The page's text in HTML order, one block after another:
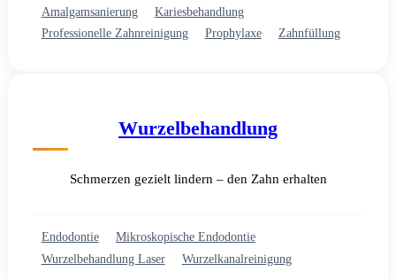
Amalgamsanierung
Kariesbehandlung
Professionelle Zahnreinigung
Prophylaxe Zahnfüllung
Wurzelbehandlung
Schmerzen gezielt lindern – den Zahn erhalten
Endodontie
Mikroskopische Endodontie
Wurzelbehandlung Laser
Wurzelkanalreinigung